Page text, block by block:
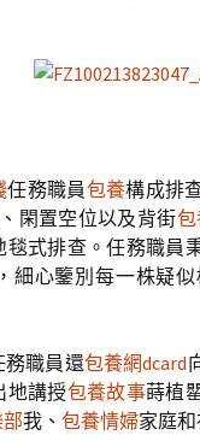
任務職員包養構成排
閑置空位以及背街包
式排查。任務職員
細心鑒別每一株疑
務職員還包養網dcard
地講授包養故事蒔植
我、 包養情婦家庭